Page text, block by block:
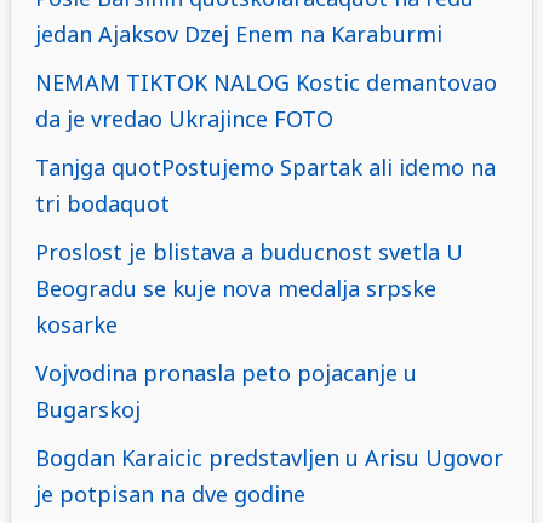
jedan Ajaksov Dzej Enem na Karaburmi
NEMAM TIKTOK NALOG Kostic demantovao
da je vredao Ukrajince FOTO
Tanjga quotPostujemo Spartak ali idemo na
tri bodaquot
Proslost je blistava a buducnost svetla U
Beogradu se kuje nova medalja srpske
kosarke
Vojvodina pronasla peto pojacanje u
Bugarskoj
Bogdan Karaicic predstavljen u Arisu Ugovor
je potpisan na dve godine